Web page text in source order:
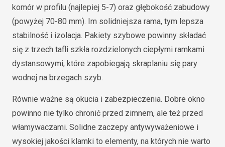
komór w profilu (najlepiej 5-7) oraz głębokość zabudowy
(powyżej 70-80 mm). Im solidniejsza rama, tym lepsza
stabilność i izolacja. Pakiety szybowe powinny składać
się z trzech tafli szkła rozdzielonych ciepłymi ramkami
dystansowymi, które zapobiegają skraplaniu się pary
wodnej na brzegach szyb.
Równie ważne są okucia i zabezpieczenia. Dobre okno
powinno nie tylko chronić przed zimnem, ale też przed
włamywaczami. Solidne zaczepy antywyważeniowe i
wysokiej jakości klamki to elementy, na których nie warto